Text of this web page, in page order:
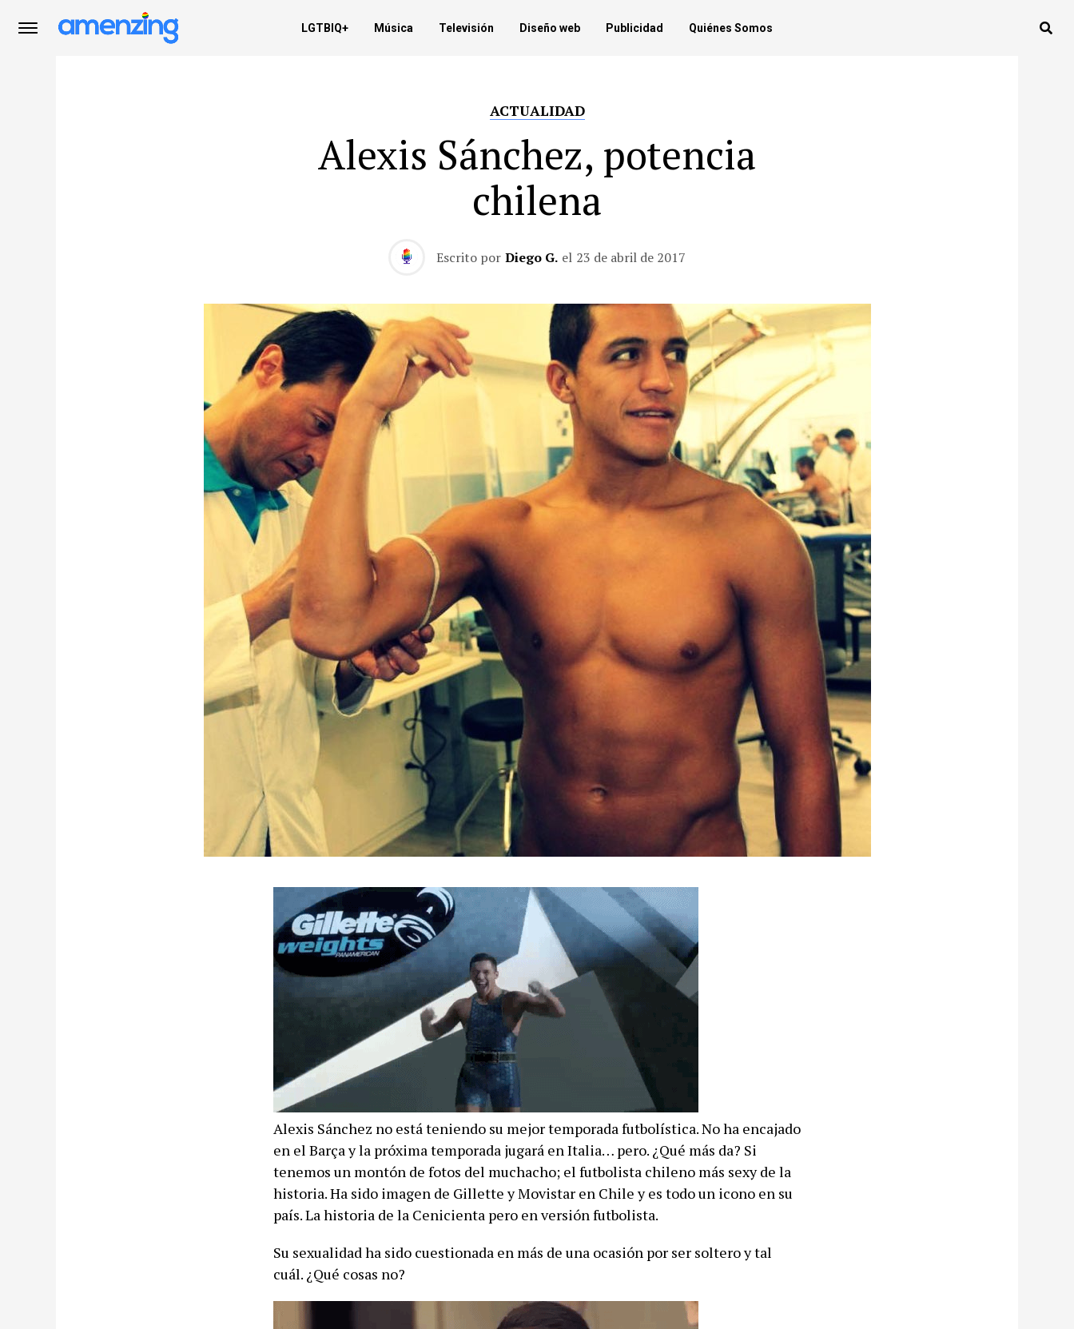
LGTBIQ+ Música Televisión Diseño web Publicidad Quiénes Somos
ACTUALIDAD
Alexis Sánchez, potencia
chilena
Escrito por Diego G. el 23 de abril de 2017
Alexis Sánchez no está teniendo su mejor temporada futbolística. No ha encajado
en el Barça y la próxima temporada jugará en Italia… pero. ¿Qué más da? Si
tenemos un montón de fotos del muchacho; el futbolista chileno más sexy de la
historia. Ha sido imagen de Gillette y Movistar en Chile y es todo un icono en su
país. La historia de la Cenicienta pero en versión futbolista.
Su sexualidad ha sido cuestionada en más de una ocasión por ser soltero y tal
cuál. ¿Qué cosas no?